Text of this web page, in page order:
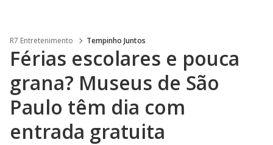
R7 Entretenimento Tempinho Juntos
Férias escolares e pouca
grana? Museus de São
Paulo têm dia com
entrada gratuita